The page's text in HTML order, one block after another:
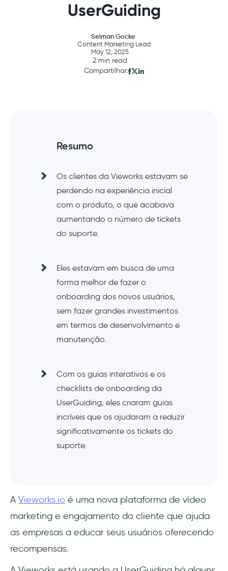
UserGuiding
Selman Gocke
Content Marketing Lead
May 12, 2025
2 min read
Compartilhar:
Resumo
Os clientes da Vieworks estavam se
perdendo na experiência inicial
com o produto, o que acabava
aumentando o número de tickets
do suporte.
Eles estavam em busca de uma
forma melhor de fazer o
onboarding dos novos usuários,
sem fazer grandes investimentos
em termos de desenvolvimento e
manutenção.
Com os guias interativos e os
checklists de onboarding da
UserGuiding, eles criaram guias
incríveis que os ajudaram a reduzir
significativamente os tickets do
suporte.
A Vieworks.io é uma nova plataforma de vídeo
marketing e engajamento do cliente que ajuda
as empresas a educar seus usuários oferecendo
recompensas.